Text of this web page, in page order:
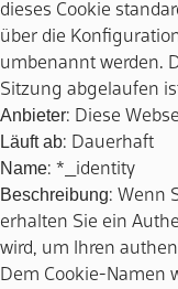
dieses Cookie
über die
umbenannt werden.
Sitzung abgelaufen
Anbieter: Diese
Läuft ab: Dauerhaft
Name: *_identity
Beschreibung: Wenn
erhalten Sie ein
wird, um Ihren
Dem Cookie-Namen